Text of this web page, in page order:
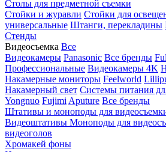
Столы для предметной съемки
Стойки и журавли Стойки для
универсальные Штанги, перекладины
Стенды
Видеосъемка Все
Видеокамеры Panasonic Все бренды
Профессиональные Видеокамеры 4K
Накамерные мониторы Feelworld
Накамерный свет Системы питания
Yongnuo Fujimi Aputure Все бренды
Штативы и моноподы для
Видеоштативы Моноподы для
видеоголов
Хромакей фоны